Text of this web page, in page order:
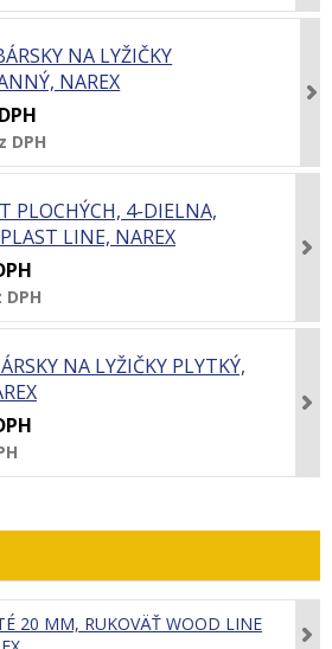
NA LYŽIČKY
NAREX
DPH
PLOCHÝCH, 4-DIELNA,
LINE, NAREX
DPH
NA LYŽIČKY PLYTKÝ,
20 MM, RUKOVÄŤ WOOD LINE